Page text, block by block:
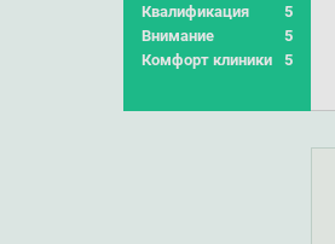
Квалификация
5
Внимание
5
Комфорт клиники
5